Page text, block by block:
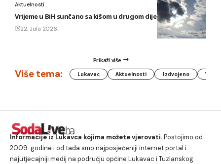
Aktuelnosti
Vrijeme u BiH sunčano sa kišom u drugom dijelu dana
22. Jula 2026.
Prikaži više
Više tema: Lukavac Aktuelnosti Izdvojeno
Informacije iz Lukavca kojima možete vjerovati.Postojimo od
2009. godine i od tada smo najposjećeniji internet portal i
najutjecajniji medij na području općine Lukavac i Tuzlanskog